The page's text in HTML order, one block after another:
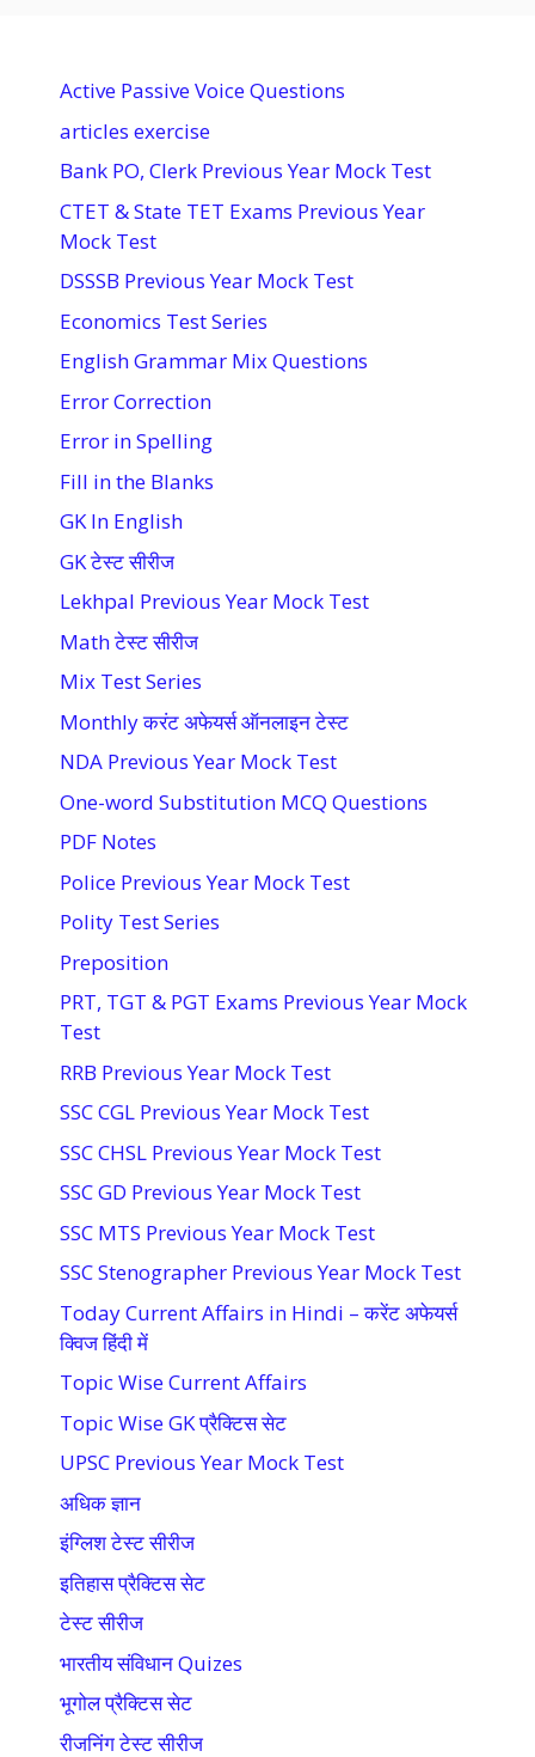
Active Passive Voice Questions
articles exercise
Bank PO, Clerk Previous Year Mock Test
CTET & State TET Exams Previous Year
Mock Test
DSSSB Previous Year Mock Test
Economics Test Series
English Grammar Mix Questions
Error Correction
Error in Spelling
Fill in the Blanks
GK In English
GK टेस्ट सीरीज
Lekhpal Previous Year Mock Test
Math टेस्ट सीरीज
Mix Test Series
Monthly करंट अफेयर्स ऑनलाइन टेस्ट
NDA Previous Year Mock Test
One-word Substitution MCQ Questions
PDF Notes
Police Previous Year Mock Test
Polity Test Series
Preposition
PRT, TGT & PGT Exams Previous Year Mock
Test
RRB Previous Year Mock Test
SSC CGL Previous Year Mock Test
SSC CHSL Previous Year Mock Test
SSC GD Previous Year Mock Test
SSC MTS Previous Year Mock Test
SSC Stenographer Previous Year Mock Test
Today Current Affairs in Hindi – करेंट अफेयर्स
क्विज हिंदी में
Topic Wise Current Affairs
Topic Wise GK प्रैक्टिस सेट
UPSC Previous Year Mock Test
अधिक ज्ञान
इंग्लिश टेस्ट सीरीज
इतिहास प्रैक्टिस सेट
टेस्ट सीरीज
भारतीय संविधान Quizes
भूगोल प्रैक्टिस सेट
रीजनिंग टेस्ट सीरीज